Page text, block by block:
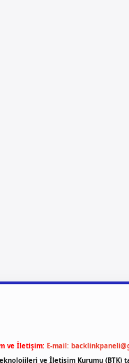
ve İletişim: E-mail:
ve İletişim Kurumu